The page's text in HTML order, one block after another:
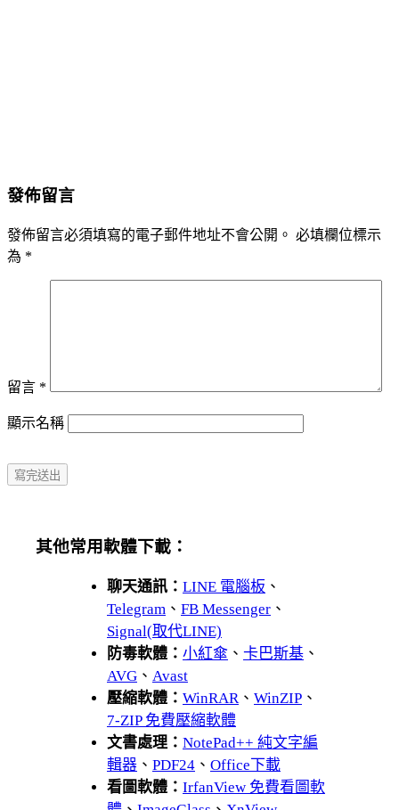
發佈留言
發佈留言必須填寫的電子郵件地址不會公開。 必填欄位標示
為 *
留言 *
顯示名稱
其他常用軟體下載：
聊天通訊： LINE 電腦板 、
Telegram 、 FB Messenger 、
Signal(取代LINE)
防毒軟體： 小紅傘 、 卡巴斯基 、
AVG 、 Avast
壓縮軟體： WinRAR、 WinZIP 、
7-ZIP 免費壓縮軟體
文書處理： NotePad++ 純文字編
輯器 、 PDF24 、 Office下載
看圖軟體： IrfanView 免費看圖軟